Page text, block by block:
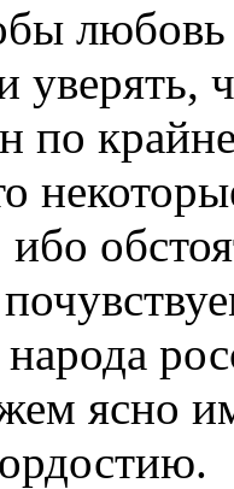
любовь
по
ясно